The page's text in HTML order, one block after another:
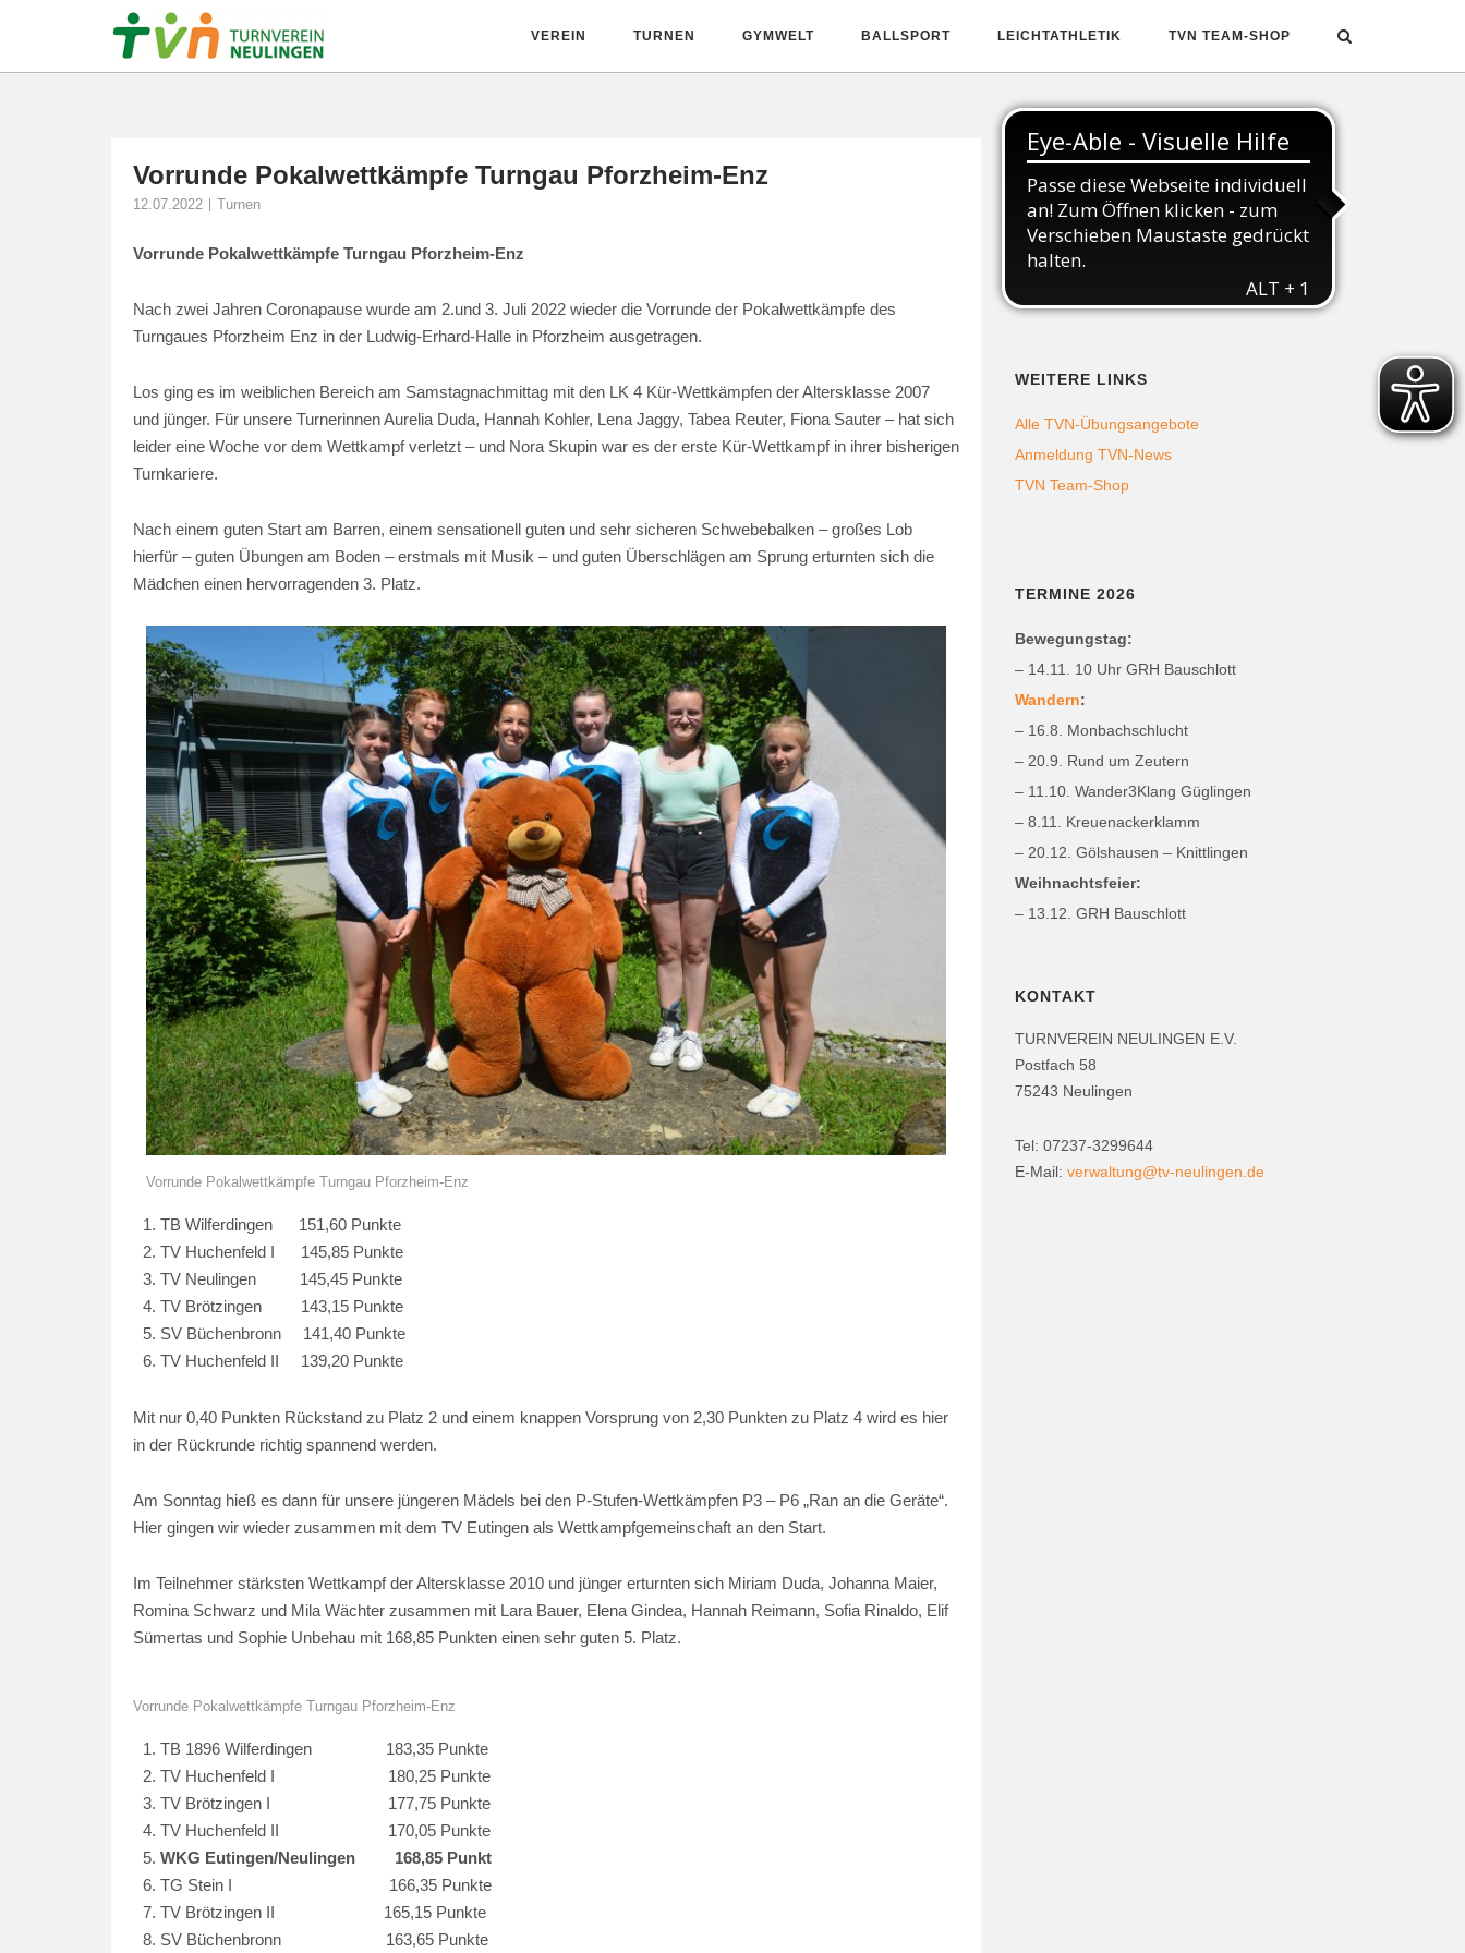
VEREIN TURNEN GYMWELT BALLSPORT LEICHTATHLETIK TVN TEAM-SHOP
Vorrunde Pokalwettkämpfe Turngau Pforzheim-Enz
12.07.2022 Turnen
Vorrunde Pokalwettkämpfe Turngau Pforzheim-Enz
Nach zwei Jahren Coronapause wurde am 2.und 3. Juli 2022 wieder die Vorrunde der Pokalwettkämpfe des
Turngaues Pforzheim Enz in der Ludwig-Erhard-Halle in Pforzheim ausgetragen.
Los ging es im weiblichen Bereich am Samstagnachmittag mit den LK 4 Kür-Wettkämpfen der Altersklasse 2007
und jünger. Für unsere Turnerinnen Aurelia Duda, Hannah Kohler, Lena Jaggy, Tabea Reuter, Fiona Sauter – hat sich
leider eine Woche vor dem Wettkampf verletzt – und Nora Skupin war es der erste Kür-Wettkampf in ihrer bisherigen
Turnkariere.
Nach einem guten Start am Barren, einem sensationell guten und sehr sicheren Schwebebalken – großes Lob
hierfür – guten Übungen am Boden – erstmals mit Musik – und guten Überschlägen am Sprung erturnten sich die
Mädchen einen hervorragenden 3. Platz.
Vorrunde Pokalwettkämpfe Turngau Pforzheim-Enz
TB Wilferdingen 151,60 Punkte
TV Huchenfeld I 145,85 Punkte
TV Neulingen 145,45 Punkte
TV Brötzingen 143,15 Punkte
SV Büchenbronn 141,40 Punkte
TV Huchenfeld II 139,20 Punkte
Mit nur 0,40 Punkten Rückstand zu Platz 2 und einem knappen Vorsprung von 2,30 Punkten zu Platz 4 wird es hier
in der Rückrunde richtig spannend werden.
Am Sonntag hieß es dann für unsere jüngeren Mädels bei den P-Stufen-Wettkämpfen P3 – P6 „Ran an die Geräte“.
Hier gingen wir wieder zusammen mit dem TV Eutingen als Wettkampfgemeinschaft an den Start.
Im Teilnehmer stärksten Wettkampf der Altersklasse 2010 und jünger erturnten sich Miriam Duda, Johanna Maier,
Romina Schwarz und Mila Wächter zusammen mit Lara Bauer, Elena Gindea, Hannah Reimann, Sofia Rinaldo, Elif
Sümertas und Sophie Unbehau mit 168,85 Punkten einen sehr guten 5. Platz.
Vorrunde Pokalwettkämpfe Turngau Pforzheim-Enz
TB 1896 Wilferdingen 183,35 Punkte
TV Huchenfeld I 180,25 Punkte
TV Brötzingen I 177,75 Punkte
TV Huchenfeld II 170,05 Punkte
WKG Eutingen/Neulingen 168,85 Punkt
TG Stein I 166,35 Punkte
TV Brötzingen II 165,15 Punkte
SV Büchenbronn 163,65 Punkte
Folgt uns auf Social Media
WEITERE LINKS
Alle TVN-Übungsangebote
Anmeldung TVN-News
TVN Team-Shop
TERMINE 2026
Bewegungstag:
– 14.11. 10 Uhr GRH Bauschlott
Wandern:
– 16.8. Monbachschlucht
– 20.9. Rund um Zeutern
– 11.10. Wander3Klang Güglingen
– 8.11. Kreuenackerklamm
– 20.12. Gölshausen – Knittlingen
Weihnachtsfeier:
– 13.12. GRH Bauschlott
KONTAKT
TURNVEREIN NEULINGEN E.V.
Postfach 58
75243 Neulingen
Tel: 07237-3299644
E-Mail:verwaltung@tv-neulingen.de